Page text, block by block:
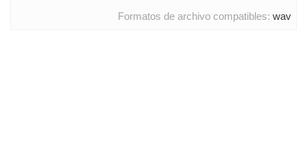
Formatos de archivo compatibles: wav